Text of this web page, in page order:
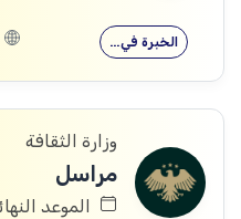
الخبرة في…
وزارة الثقافة
مراسل
الموعد النهائي: 10/